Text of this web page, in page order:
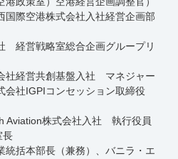
空港株式会社入社経営企画部
総合企画グループリ
経営共創基盤入社 マネジャー
ンセッション取締役
株式会社入社 執行役員
長
兼務）、バニラ・エ